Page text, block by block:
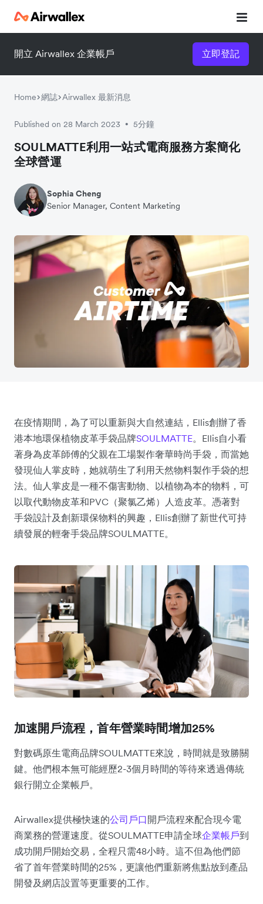
開立 Airwallex 企業帳戶 立即登記
Home 網誌 Airwallex 最新消息
Published on 28 March 2023 • 5分鐘
SOULMATTE利用一站式電商服務方案簡化
全球營運
Sophia Cheng
Senior Manager, Content Marketing
在疫情期間，為了可以重新與大自然連結，Ellis創辦了香
港本地環保植物皮革手袋品牌SOULMATTE。Ellis自小看
著身為皮革師傅的父親在工場製作奢華時尚手袋，而當她
發現仙人掌皮時，她就萌生了利用天然物料製作手袋的想
法。仙人掌皮是一種不傷害動物、以植物為本的物料，可
以取代動物皮革和PVC（聚氯乙烯）人造皮革。憑著對
手袋設計及創新環保物料的興趣，Ellis創辦了新世代可持
續發展的輕奢手袋品牌SOULMATTE。
加速開戶流程，首年營業時間增加25%
對數碼原生電商品牌SOULMATTE來說，時間就是致勝關
鍵。他們根本無可能經歷2-3個月時間的等待來透過傳統
銀行開立企業帳戶。
Airwallex提供極快速的公司戶口開戶流程來配合現今電
商業務的營運速度。從SOULMATTE申請全球企業帳戶到
成功開戶開始交易，全程只需48小時。這不但為他們節
省了首年營業時間的25%，更讓他們重新將焦點放到產品
開發及網店設置等更重要的工作。
立即觀看 3 分鐘體驗短片
請填寫資料以觀體驗短片：